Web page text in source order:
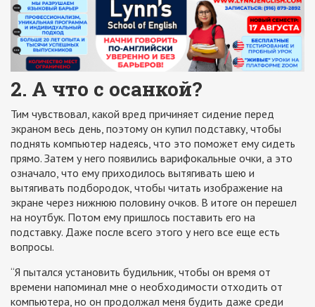
2. А что с осанкой?
Тим чувствовал, какой вред причиняет сидение перед
экраном весь день, поэтому он купил подставку, чтобы
поднять компьютер надеясь, что это поможет ему сидеть
прямо. Затем у него появились варифокальные очки, а это
означало, что ему приходилось вытягивать шею и
вытягивать подбородок, чтобы читать изображение на
экране через нижнюю половину очков. В итоге он перешел
на ноутбук. Потом ему пришлось поставить его на
подставку. Даже после всего этого у него все еще есть
вопросы.
“Я пытался установить будильник, чтобы он время от
времени напоминал мне о необходимости отходить от
компьютера, но он продолжал меня будить даже среди